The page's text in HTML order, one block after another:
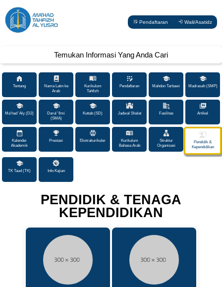
Pendaftaran Wali/Asatidz
Temukan Informasi Yang Anda Cari
Tentang
Nama Latin ke
Arab
Kurikulum
Tahfizh
Pendaftaran Mahdon Tarbawi Madrasah (SMP)
Ma'had 'Aly (D2)
Darul 'Ilmi
(SMA)
Kuttab (SD) Jadwal Shalat Fasilitas Artikel
Kalender
Akademik
Prestasi Ekstrakurikuler
Kurikulum
Bahasa Arab
Struktur
Organisasi
Pendidik &
Kependidikan
TK Taud (TK) Info Kajian
PENDIDIK & TENAGA
KEPENDIDIKAN